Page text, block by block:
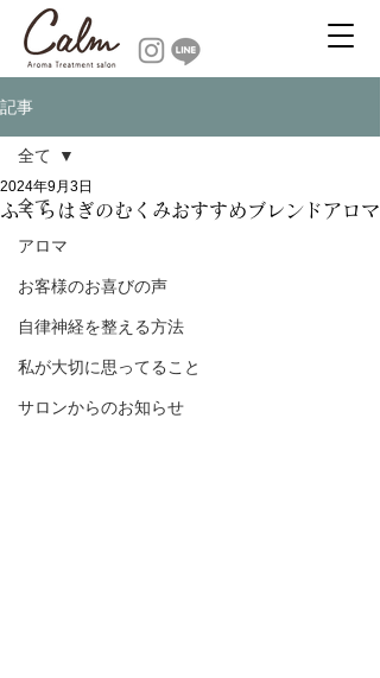
記事
全て
アロマ
お客様のお喜びの声
自律神経を整える方法
私が大切に思ってること
サロンからのお知らせ
全て
ふくらはぎのむくみおすすめブレンドアロマ
2024年9月3日